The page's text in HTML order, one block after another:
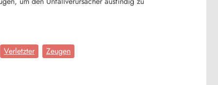
Verletzter Zeugen